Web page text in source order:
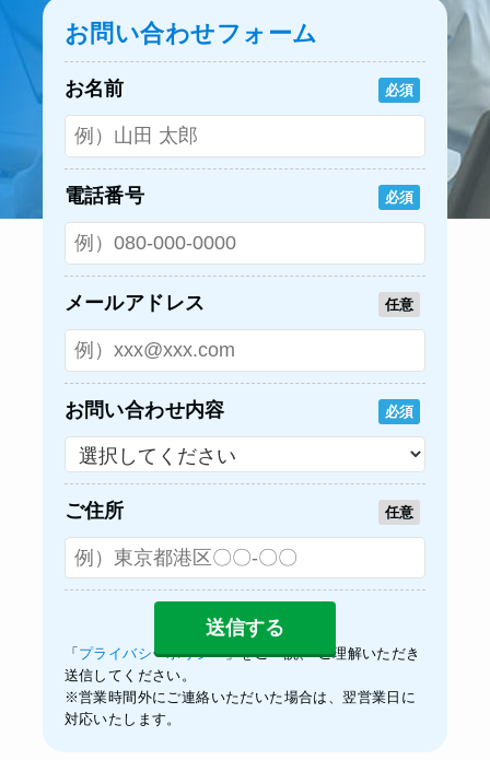
お問い合わせフォーム
お名前 必須
電話番号 必須
メールアドレス 任意
お問い合わせ内容 必須
ご住所 任意
「 プライバシーポリシー」をご一読、 ご理解いただき
送信してください。
※営業時間外にご連絡いただいた場合は、翌営業日に
対応いたします。